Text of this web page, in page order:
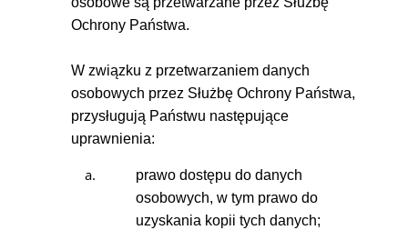
Ochrony Państwa.
W związku z przetwarzaniem danych
osobowych przez Służbę Ochrony Państwa,
przysługują Państwu następujące
uprawnienia:
prawo dostępu do danych
osobowych, w tym prawo do
uzyskania kopii tych danych;